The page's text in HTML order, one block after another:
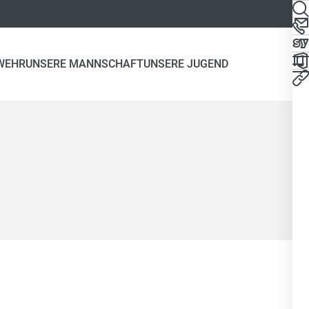
UNSERE MANNSCHAFTUNSERE JUGEND